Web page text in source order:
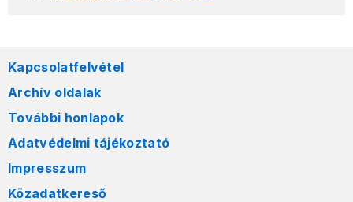
Kapcsolatfelvétel
Archív oldalak
További honlapok
Adatvédelmi tájékoztató
Impresszum
Közadatkereső